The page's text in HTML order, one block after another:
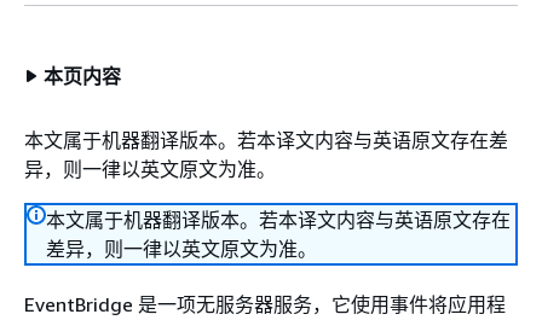
本页内容
本文属于机器翻译版本。若本译文内容与英语原文存在差
异，则一律以英文原文为准。
本文属于机器翻译版本。若本译文内容与英语原文存在
差异，则一律以英文原文为准。
EventBridge 是一项无服务器服务，它使用事件将应用程